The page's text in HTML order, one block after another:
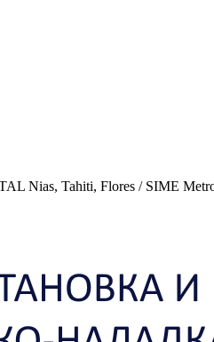
Nias, Tahiti, Flores / SIME